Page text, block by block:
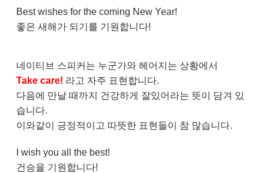
Best wishes for the coming New Year!
좋은 새해가 되기를 기원합니다!
네이티브 스피커는 누군가와 헤어지는 상황에서
Take care! 라고 자주 표현합니다.
다음에 만날 때까지 건강하게 잘있어라는 뜻이 담겨 있
습니다.
이와같이 긍정적이고 따뜻한 표현들이 참 많습니다.
I wish you all the best!
건승을 기원합니다!